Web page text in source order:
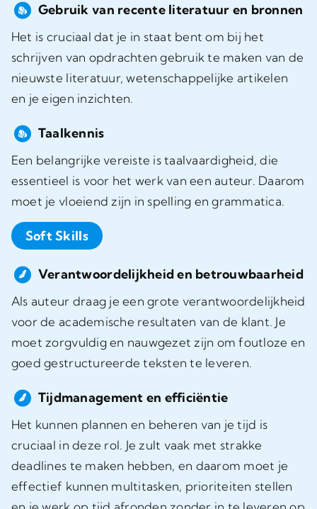
Gebruik van recente literatuur en bronnen
Het is cruciaal dat je in staat bent om bij het
schrijven van opdrachten gebruik te maken van de
nieuwste literatuur, wetenschappelijke artikelen
en je eigen inzichten.
Taalkennis
Een belangrijke vereiste is taalvaardigheid, die
essentieel is voor het werk van een auteur. Daarom
moet je vloeiend zijn in spelling en grammatica.
Soft Skills
Verantwoordelijkheid en betrouwbaarheid
Als auteur draag je een grote verantwoordelijkheid
voor de academische resultaten van de klant. Je
moet zorgvuldig en nauwgezet zijn om foutloze en
goed gestructureerde teksten te leveren.
Tijdmanagement en efficiëntie
Het kunnen plannen en beheren van je tijd is
cruciaal in deze rol. Je zult vaak met strakke
deadlines te maken hebben, en daarom moet je
effectief kunnen multitasken, prioriteiten stellen